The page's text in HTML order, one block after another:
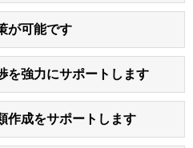
が可能です
を強力にサポートします
作成をサポートします